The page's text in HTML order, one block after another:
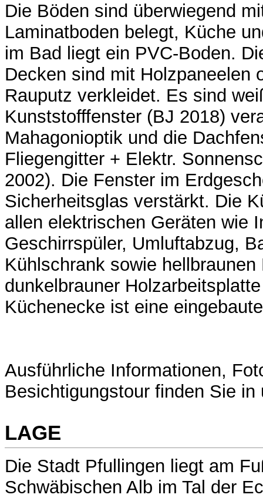
Die Böden sind überwiegend
Laminatboden belegt, Küche
im Bad liegt ein PVC-Boden.
Decken sind mit Holzpaneelen
Rauputz verkleidet. Es sind
Kunststofffenster (BJ 2018)
Mahagonioptik und die
Fliegengitter + Elektr.
2002). Die Fenster im
Sicherheitsglas verstärkt. Die
allen elektrischen Geräten wie
Geschirrspüler, Umluftabzug,
Kühlschrank sowie
dunkelbrauner
Küchenecke ist eine
Ausführliche Informationen,
Besichtigungstour finden Sie
LAGE
Die Stadt Pfullingen liegt am
Schwäbischen Alb im Tal der